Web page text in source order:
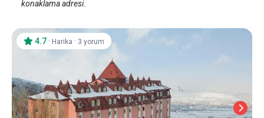
konaklama adresi.
4.7 · Harika · 3 yorum